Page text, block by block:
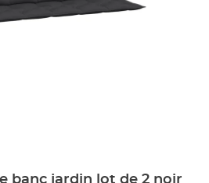
banc jardin lot de 2 noir